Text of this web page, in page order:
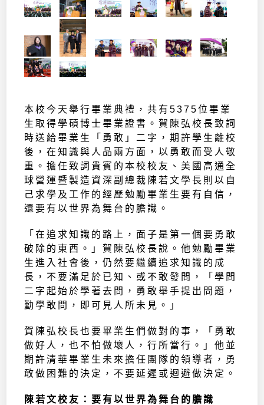
本校今天舉行畢業典禮，共有5375位畢業
生取得學碩博士畢業證書。賀陳弘校長致詞
時送給畢業生「勇敢」二字，期許學生離校
後，在知識與人品兩方面，以勇敢而受人敬
重。擔任致詞貴賓的本校校友、美國高通全
球營運暨製造資深副總裁陳若文學長則以自
己求學及工作的經歷勉勵畢業生要有自信，
還要有以世界為舞台的膽識。
「在追求知識的路上，面子是第一個要勇敢
破除的東西。」賀陳弘校長說。他勉勵畢業
生進入社會後，仍然要繼續追求知識的成
長，不要滿足於已知、或不敢發問，「學問
二字起始於學著去問，勇敢舉手提出問題，
勤學敢問，即可見人所未見。」
賀陳弘校長也要畢業生們做對的事，「勇敢
做好人，也不怕做壞人，行所當行。」他並
期許清華畢業生未來擔任團隊的領導者，勇
敢做困難的決定，不要延遲或迴避做決定。
陳若文校友：要有以世界為舞台的膽識